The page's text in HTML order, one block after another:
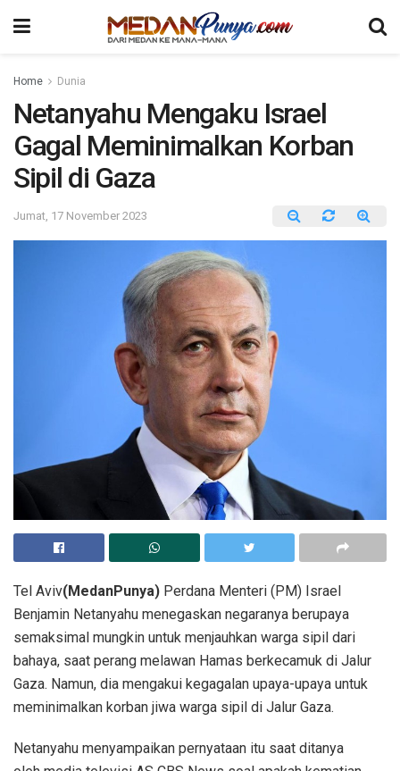
Home Dunia
Netanyahu Mengaku Israel
Gagal Meminimalkan Korban
Sipil di Gaza
Jumat, 17 November 2023
Tel Aviv(MedanPunya) Perdana Menteri (PM) Israel
Benjamin Netanyahu menegaskan negaranya berupaya
semaksimal mungkin untuk menjauhkan warga sipil dari
bahaya, saat perang melawan Hamas berkecamuk di Jalur
Gaza. Namun, dia mengakui kegagalan upaya-upaya untuk
meminimalkan korban jiwa warga sipil di Jalur Gaza.
Netanyahu menyampaikan pernyataan itu saat ditanya